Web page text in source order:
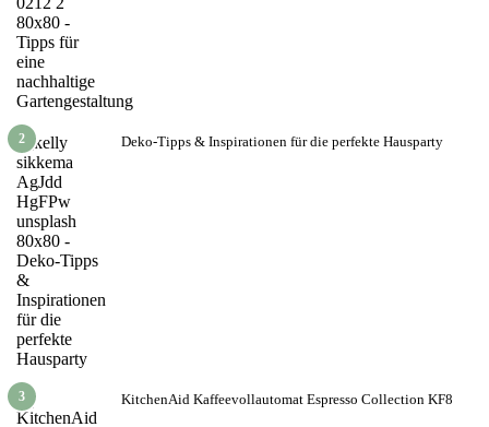
2 Deko-Tipps & Inspirationen für die perfekte Hausparty
3 KitchenAid Kaffeevollautomat Espresso Collection KF8